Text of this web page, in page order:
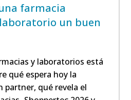
farmacia
un buen
y laboratorios está
qué espera hoy la
partner, qué revela el